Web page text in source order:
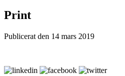
Print
Publicerat den 14 mars 2019